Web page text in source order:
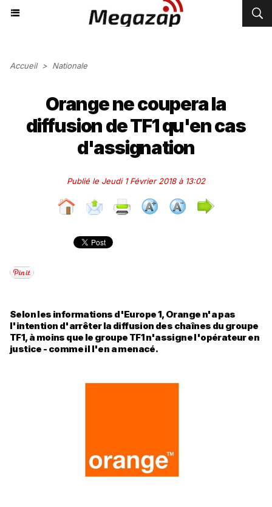
Accueil > Nationale
Orange ne coupera la
diffusion de TF1 qu'en cas
d'assignation
Publié le Jeudi 1 Février 2018 à 13:02
Selon les informations d'Europe 1, Orange n'a pas
l'intention d'arrêter la diffusion des chaînes du groupe
TF1, à moins que le groupe TF1 n'assigne l'opérateur en
justice - comme il l'en a menacé.